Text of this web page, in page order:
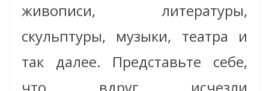
живописи, литературы,
скульптуры, музыки, театра и
так далее. Представьте себе,